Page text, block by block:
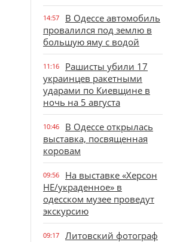
14:57
В Одессе автомобиль
провалился под землю в
большую яму с водой
11:16
Рашисты убили 17
украинцев ракетными
ударами по Киевщине в
ночь на 5 августа
10:46
В Одессе открылась
выставка, посвященная
коровам
09:56
На выставке «Херсон
НЕ/украденное» в
одесском музее проведут
экскурсию
09:17
Литовский фотограф